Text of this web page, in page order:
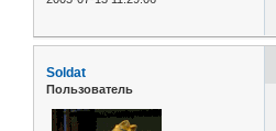
Soldat
Пользователь